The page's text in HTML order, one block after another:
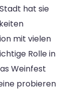
hat sie
mit vielen
Rolle in
Weinfest
probieren